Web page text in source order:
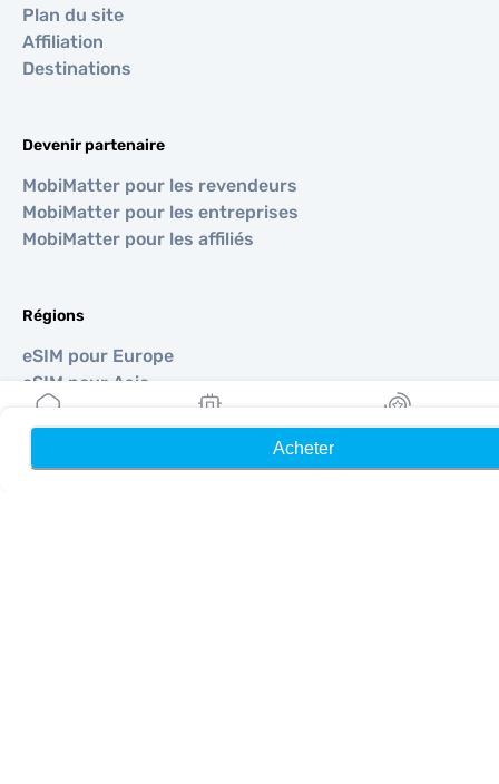
Acheter
Plan du site
Affiliation
Destinations
Devenir partenaire
MobiMatter pour les revendeurs
MobiMatter pour les entreprises
MobiMatter pour les affiliés
Régions
eSIM pour Europe
eSIM pour Asie
eSIM pour Amériques
eSIM pour Moyen-Orient
eSIM pour Océanie